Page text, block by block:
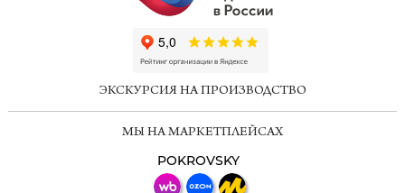
ЭКСКУРСИЯ НА ПРОИЗВОДСТВО
МЫ НА МАРКЕТПЛЕЙСАХ
POKROVSKY